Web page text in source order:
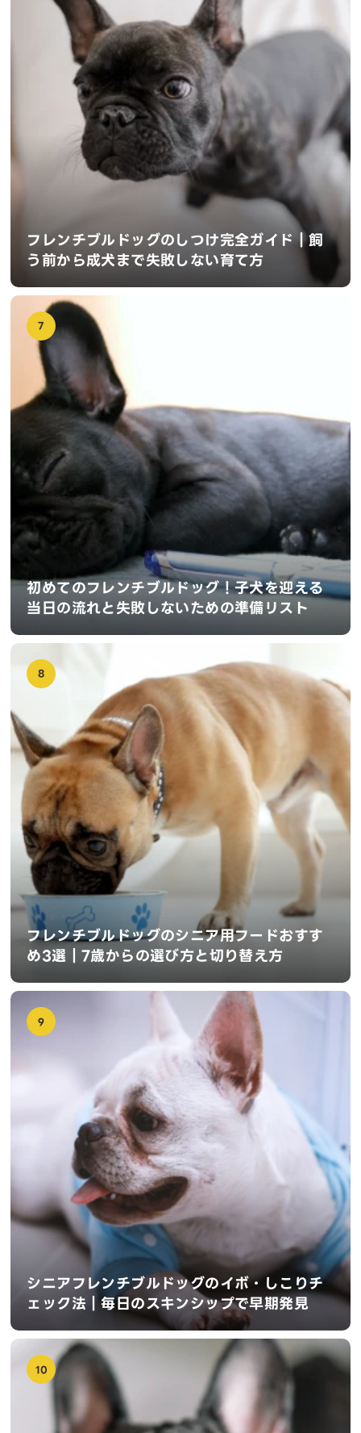
フレンチブルドッグのしつけ完全ガイド｜飼
う前から成犬まで失敗しない育て方
7
初めてのフレンチブルドッグ！子犬を迎える
当日の流れと失敗しないための準備リスト
8
フレンチブルドッグのシニア用フードおすす
め3選｜7歳からの選び方と切り替え方
9
シニアフレンチブルドッグのイボ・しこりチ
ェック法｜毎日のスキンシップで早期発見
10